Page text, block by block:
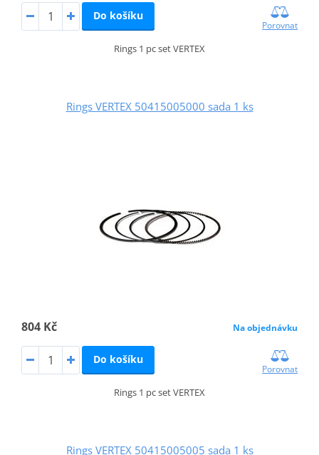
Do košíku
Porovnat
Rings 1 pc set VERTEX
Rings VERTEX 50415005000 sada 1 ks
804 Kč Na objednávku
Do košíku
Porovnat
Rings 1 pc set VERTEX
Rings VERTEX 50415005005 sada 1 ks